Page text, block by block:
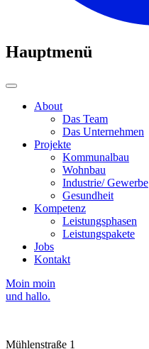
Hauptmenü
About
Das Team
Das Unternehmen
Projekte
Kommunalbau
Wohnbau
Industrie/ Gewerbe
Gesundheit
Kompetenz
Leistungsphasen
Leistungspakete
Jobs
Kontakt
Moin moin
und hallo.
Mühlenstraße 1